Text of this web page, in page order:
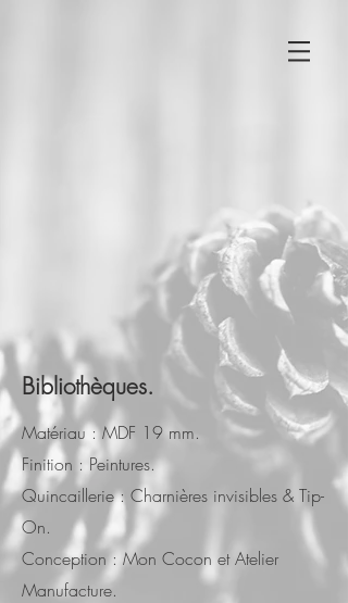
Matériau : MDF 19 mm.
Finition : Peintures.
Quincaillerie : Charnières invisibles & Tip-
On.
Conception : Mon Cocon et Atelier
Manufacture.
Bibliothèques.